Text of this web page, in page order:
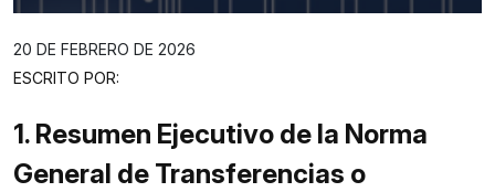
20 DE FEBRERO DE 2026
ESCRITO POR:
1. Resumen Ejecutivo de la Norma
General de Transferencias o